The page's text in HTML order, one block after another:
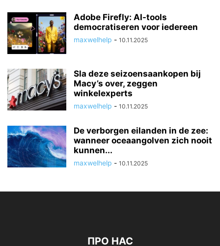
Adobe Firefly: AI-tools
democratiseren voor iedereen
maxwelhelp - 10.11.2025
Sla deze seizoensaankopen bij
Macy’s over, zeggen
winkelexperts
maxwelhelp - 10.11.2025
De verborgen eilanden in de zee:
wanneer oceaangolven zich nooit
kunnen...
maxwelhelp - 10.11.2025
ПРО НАС